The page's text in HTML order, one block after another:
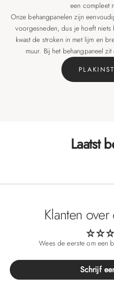
een compleet
Onze behangpanelen zijn
voorgesneden, dus je hoeft niets
kwast de stroken in met lijm en
muur. Bij het behangpaneel
Laatst
Klanten
Wees de eerste om een
Schrijf